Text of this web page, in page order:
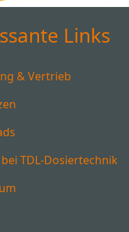
Links
& Vertrieb
TDL-Dosiertechnik